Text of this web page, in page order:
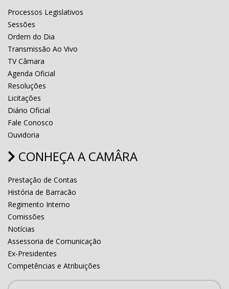
Processos Legislativos
Sessões
Ordem do Dia
Transmissão Ao Vivo
TV Câmara
Agenda Oficial
Resoluções
Licitações
Diário Oficial
Fale Conosco
Ouvidoria
CONHEÇA A CAMÂRA
Prestação de Contas
História de Barracão
Regimento Interno
Comissões
Notícias
Assessoria de Comunicação
Ex-Presidentes
Competências e Atribuições